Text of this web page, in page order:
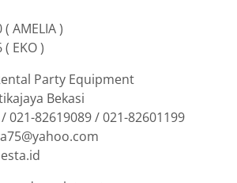
AMELIA )
EKO )
Party Equipment
Bekasi
021-82619089 / 021-82601199